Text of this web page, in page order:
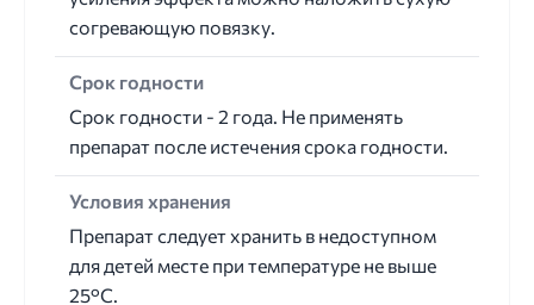
согревающую повязку.
Срок годности
Срок годности - 2 года. Не применять
препарат после истечения срока годности.
Условия хранения
Препарат следует хранить в недоступном
для детей месте при температуре не выше
25°С.